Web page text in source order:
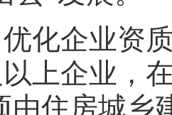
企业资质
上企业，
由住房城乡